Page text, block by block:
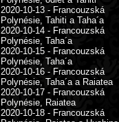
2020-10-13 - Francouzská
Polynésie, Tahiti a Taha´a
2020-10-14 - Francouzská
Polynésie, Taha´a
2020-10-15 - Francouzská
Polynésie, Taha´a
2020-10-16 - Francouzská
Polynésie, Taha´a a Raiatea
2020-10-17 - Francouzská
Polynésie, Raiatea
2020-10-18 - Francouzská